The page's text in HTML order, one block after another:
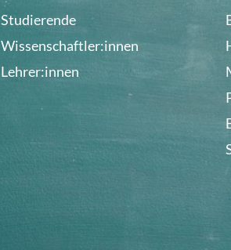
Studierende
Wissenschaftler:innen
Lehrer:innen